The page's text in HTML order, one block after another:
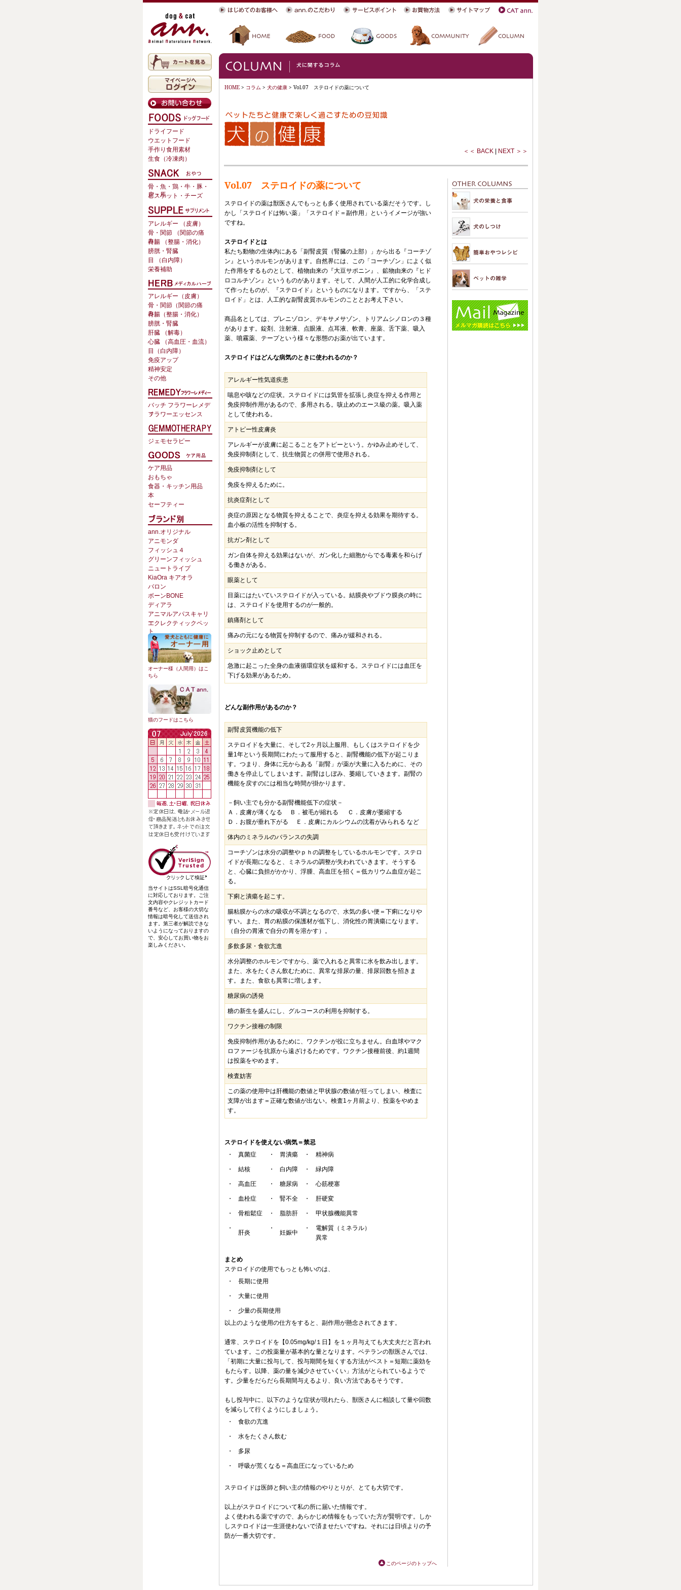
HOME > コラム > 犬の健康 > Vol.07 ステロイドの薬について
＜＜ BACK NEXT ＞＞
Vol.07 ステロイドの薬について
ステロイドの薬は獣医さんでもっとも多く使用されている薬だそうです。し
かし「ステロイドは怖い薬」「ステロイド＝副作用」というイメージが強い
ですね。
ステロイドとは
私たち動物の生体内にある「副腎皮質（腎臓の上部）」から出る『コーチゾ
ン』というホルモンがあります。自然界には、この「コーチゾン」によく似
た作用をするものとして、植物由来の『大豆サポニン』、鉱物由来の『ヒド
ロコルチゾン』というものがあります。そして、人間が人工的に化学合成し
て作ったものが、『ステロイド』というものになります。ですから、「ステ
ロイド」とは、人工的な副腎皮質ホルモンのこととお考え下さい。
商品名としては、プレニゾロン、デキサメサゾン、トリアムシノロンの３種
があります。錠剤、注射液、点眼液、点耳液、軟膏、座薬、舌下薬、吸入
薬、噴霧薬、テープという様々な形態のお薬が出ています。
ステロイドはどんな病気のときに使われるのか？
アレルギー性気道疾患
喘息や咳などの症状。ステロイドには気管を拡張し炎症を抑える作用と
免疫抑制作用があるので、多用される。咳止めのエース級の薬。吸入薬
として使われる。
アトピー性皮膚炎
アレルギーが皮膚に起こることをアトピーという。かゆみ止めそして、
免疫抑制剤として、抗生物質との併用で使用される。
免疫抑制剤として
免疫を抑えるために。
抗炎症剤として
炎症の原因となる物質を抑えることで、炎症を抑える効果を期待する。
血小板の活性を抑制する。
抗ガン剤として
ガン自体を抑える効果はないが、ガン化した細胞からでる毒素を和らげ
る働きがある。
眼薬として
目薬にはたいていステロイドが入っている。結膜炎やブドウ膜炎の時に
は、ステロイドを使用するのが一般的。
鎮痛剤として
痛みの元になる物質を抑制するので、痛みが緩和される。
ショック止めとして
急激に起こった全身の血液循環症状を緩和する。ステロイドには血圧を
下げる効果があるため。
どんな副作用があるのか？
副腎皮質機能の低下
ステロイドを大量に、そして2ヶ月以上服用、もしくはステロイドを少
量1年という長期間にわたって服用すると、副腎機能の低下が起こりま
す。つまり、身体に元からある「副腎」が薬が大量に入るために、その
働きを停止してしまいます。副腎はしぼみ、萎縮していきます。副腎の
機能を戻すのには相当な時間が掛かります。
－飼い主でも分かる副腎機能低下の症状－
Ａ．皮膚が薄くなる Ｂ．被毛が縮れる Ｃ．皮膚が萎縮する
Ｄ．お腹が垂れ下がる Ｅ．皮膚にカルシウムの沈着がみられる など
体内のミネラルのバランスの失調
コーチゾンは水分の調整やｐｈの調整をしているホルモンです。ステロ
イドが長期になると、ミネラルの調整が失われていきます。そうする
と、心臓に負担がかかり、浮腫、高血圧を招く＝低カリウム血症が起こ
る。
下痢と潰瘍を起こす。
腸粘膜からの水の吸収が不調となるので、水気の多い便＝下痢になりや
すい。また、胃の粘膜の保護材が低下し、消化性の胃潰瘍になります。
（自分の胃液で自分の胃を溶かす）。
多飲多尿・食欲亢進
水分調整のホルモンですから、薬で入れると異常に水を飲み出します。
また、水をたくさん飲むために、異常な排尿の量、排尿回数を招きま
す。また、食欲も異常に増します。
糖尿病の誘発
糖の新生を盛んにし、グルコースの利用を抑制する。
ワクチン接種の制限
免疫抑制作用があるために、ワクチンが役に立ちません。白血球やマク
ロファージを抗原から遠ざけるためです。ワクチン接種前後、約1週間
は投薬をやめます。
検査妨害
この薬の使用中は肝機能の数値と甲状腺の数値が狂ってしまい、検査に
支障が出ます＝正確な数値が出ない。検査1ヶ月前より、投薬をやめま
す。
ステロイドを使えない病気＝禁忌
・
真菌症 ・ 胃潰瘍 ・ 精神病
・ 結核 ・ 白内障 ・ 緑内障
・ 高血圧 ・ 糖尿病 ・ 心筋梗塞
・ 血栓症 ・ 腎不全 ・ 肝硬変
・ 骨粗鬆症 ・ 脂肪肝 ・ 甲状腺機能異常
・
肝炎
・
妊娠中
・
電解質（ミネラル）
異常
まとめ
ステロイドの使用でもっとも怖いのは、
・
長期に使用
・ 大量に使用
・
少量の長期使用
以上のような使用の仕方をすると、副作用が懸念されてきます。
通常、ステロイドを【0.05mg/kg/１日】を１ヶ月与えても大丈夫だと言われ
ています。この投薬量が基本的な量となります。ベテランの獣医さんでは、
「初期に大量に投与して、投与期間を短くする方法がベスト＝短期に薬効を
もたらす。以降、薬の量を減少させていくい」方法がとられているようで
す。少量をだらだら長期間与えるより、良い方法であるそうです。
もし投与中に、以下のような症状が現れたら、獣医さんに相談して量や回数
を減らして行くようにしましょう。
・
食欲の亢進
・ 水をたくさん飲む
・ 多尿
・ 呼吸が荒くなる＝高血圧になっているため
ステロイドは医師と飼い主の情報のやりとりが、とても大切です。
以上がステロイドについて私の所に届いた情報です。
よく使われる薬ですので、あらかじめ情報をもっていた方が賢明です。しか
しステロイドは一生涯使わないで済ませたいですね。それには日頃よりの予
防が一番大切です。
このページのトップへ
ドライフード
ウエットフード
手作り食用素材
生食（冷凍肉）
骨・魚・鶏・牛・豚・
鹿・馬
ビスケット・チーズ
アレルギー （皮膚）
骨・関節 （関節の痛
み）
胃腸 （整腸・消化）
膀胱・腎臓
目 （白内障）
栄養補助
アレルギー（皮膚）
骨・関節（関節の痛
み）
胃腸（整腸・消化）
膀胱・腎臓
肝臓 （解毒）
心臓 （高血圧・血流）
目（白内障）
免疫アップ
精神安定
その他
バッチ フラワーレメデ
ィ
フラワーエッセンス
ジェモセラピー
ケア用品
おもちゃ
食器・キッチン用品
本
セーフティー
ann.オリジナル
アニモンダ
フィッシュ４
グリーンフィッシュ
ニュートライプ
KiaOra キアオラ
バロン
ボーンBONE
ディアラ
アニマルアパスキャリ
ー
エクレクティックペッ
ト
オーナー様（人間用）はこ
ちら
猫のフードはこちら
当サイトはSSL暗号化通信
に対応しております。ご注
文内容やクレジットカード
番号など、お客様の大切な
情報は暗号化して送信され
ます。第三者が解読できな
いようになっておりますの
で、安心してお買い物をお
楽しみください。